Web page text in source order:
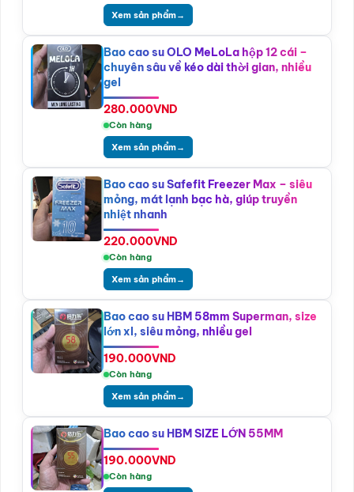
Xem sản phẩm→
Bao cao su OLO MeLoLa hộp 12 cái –
chuyên sâu về kéo dài thời gian, nhiều
gel
280.000VND
Còn hàng
Xem sản phẩm→
Bao cao su Safefit Freezer Max – siêu
mỏng, mát lạnh bạc hà, giúp truyền
nhiệt nhanh
220.000VND
Còn hàng
Xem sản phẩm→
Bao cao su HBM 58mm Superman, size
lớn xl, siêu mỏng, nhiều gel
190.000VND
Còn hàng
Xem sản phẩm→
Bao cao su HBM SIZE LỚN 55MM
190.000VND
Còn hàng